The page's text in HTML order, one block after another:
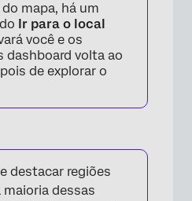
mapa, há um
Ir para o local
você e os
dashboard volta ao
de explorar o
destacar regiões
dessas